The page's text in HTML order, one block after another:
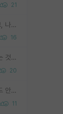
21
한번 사주면 계속 바라는게 사람심리고, 나중에 안사주면 말이 나옵니다. 그리고 작성자분 커플이 한번 그런 행동을 하면, 선례로 남아 이상하게도 문화로 자리잡을수도 있습니다. 애꿎은 다른 학생들은 생각도 안했는데, 간식을 사가야하는 피해를 볼 수 있습니다. 다 경험에서 우러나온 댓글입니다... 제발 이상한 선례를 만들지 마세요.
16
그런 곳에 석사를 가면 더더욱 안된다는 것을 깨달으시면 된겁니다!
20
그냥 랩실 홈페이지 관리 안하고 업로드 안한거 아님?
11